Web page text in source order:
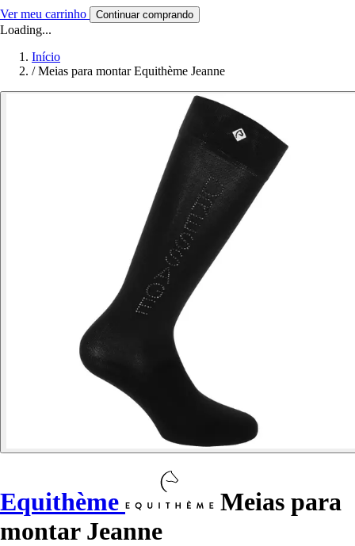
Ver meu carrinho Continuar comprando
Loading...
Início
/ Meias para montar Equithème Jeanne
Equithème
Meias para
montar Jeanne